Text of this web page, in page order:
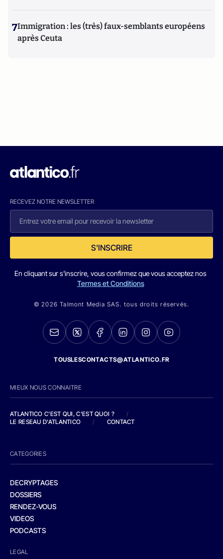
7Immigration : les (très) faux-semblants européens
après Ceuta
RECEVEZ NOTRE NEWSLETTER
S'INSCRIRE
En cliquant sur s'inscrire, vous confirmez que vous acceptez nos
Termes et Conditions
© 2026 Talmont Media SAS. tous droits réservés.
TOUSLESCONTACTS@ATLANTICO.FR
MIEUX NOUS CONNAITRE
ATLANTICO C'EST QUI, C'EST QUOI ?
/
LE RESEAU D'ATLANTICO
/ CONTACT
CATEGORIES
DECRYPTAGES
DOSSIERS
RENDEZ-VOUS
VIDEOS
PODCASTS
LEGAL